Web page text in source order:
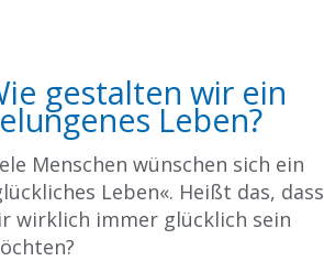
gestalten wir ein
Leben?
Menschen wünschen sich ein
Leben«. Heißt das, dass
wirklich immer glücklich sein